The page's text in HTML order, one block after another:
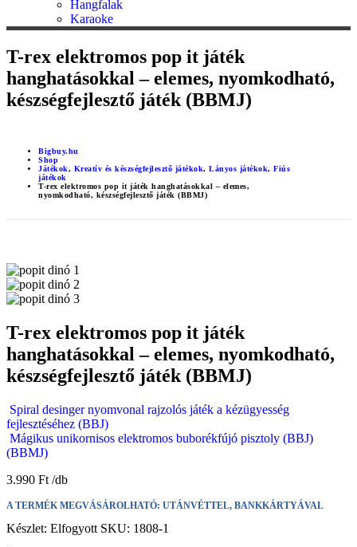
Hangfalak
Karaoke
T-rex elektromos pop it játék
hanghatásokkal – elemes, nyomkodható,
készségfejlesztő játék (BBMJ)
Bigbuy.hu
Shop
Játékok, Kreatív és készségfejlesztő játékok, Lányos játékok, Fiús
játékok
T-rex elektromos pop it játék hanghatásokkal – elemes,
nyomkodható, készségfejlesztő játék (BBMJ)
T-rex elektromos pop it játék
hanghatásokkal – elemes, nyomkodható,
készségfejlesztő játék (BBMJ)
Spiral desinger nyomvonal rajzolós játék a kézügyesség
fejlesztéséhez (BBJ)
Mágikus unikornisos elektromos buborékfújó pisztoly (BBJ)
(BBMJ)
3.990 Ft
A TERMÉK MEGVÁSÁROLHATÓ: UTÁNVÉTTEL, BANKKÁRTYÁVAL
Készlet: Elfogyott SKU: 1808-1